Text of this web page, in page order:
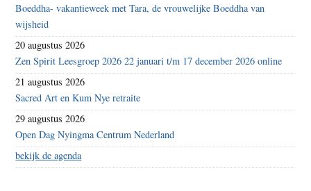
Boeddha- vakantieweek met Tara, de vrouwelijke Boeddha van
wijsheid
20 augustus 2026
Zen Spirit Leesgroep 2026 22 januari t/m 17 december 2026 online
21 augustus 2026
Sacred Art en Kum Nye retraite
29 augustus 2026
Open Dag Nyingma Centrum Nederland
bekijk de agenda